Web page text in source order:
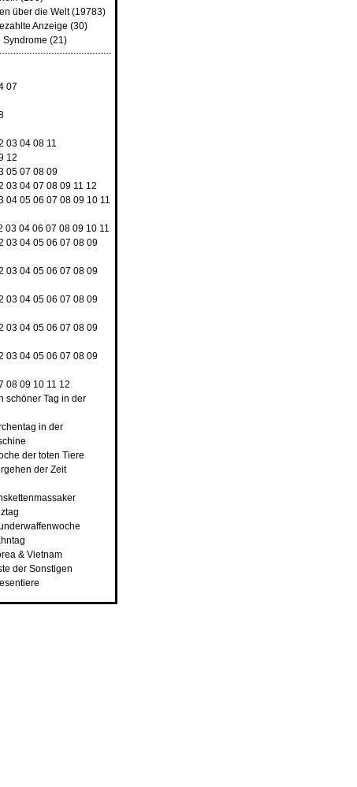
über die Welt(19783)
Anzeige (30)
Syndrome (21)
07
03 04 08 11
12
05 07 08 09
03 04 07 08 09 11 12
04 05 06 07 08 09 10 11
03 04 06 07 08 09 10 11
03 04 05 06 07 08 09
03 04 05 06 07 08 09
03 04 05 06 07 08 09
03 04 05 06 07 08 09
03 04 05 06 07 08 09
08 09 10 11 12
schöner Tag in der
in der
der toten Tiere
der Zeit
& Vietnam
der Sonstigen